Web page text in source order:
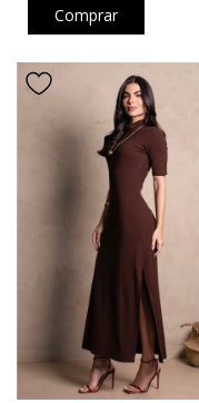
Comprar